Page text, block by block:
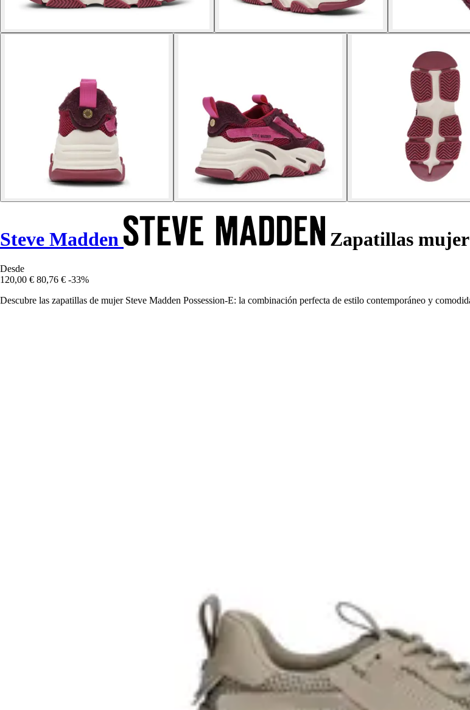
Steve Madden Zapatillas mujer
Desde
120,00 € 80,76 € -33%
Descubre las zapatillas de mujer Steve Madden Possession-E: la combinación perfecta de estilo contemporáneo y